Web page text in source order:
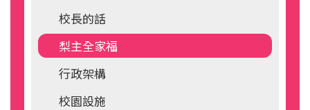
校長的話
梨主全家福
行政架構
校園設施